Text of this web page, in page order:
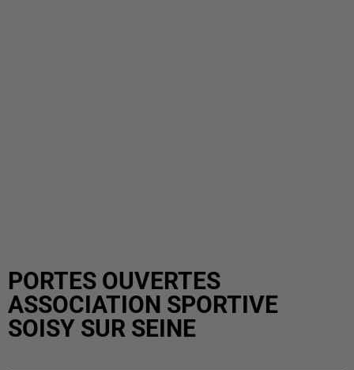
PORTES OUVERTES
ASSOCIATION SPORTIVE
SOISY SUR SEINE